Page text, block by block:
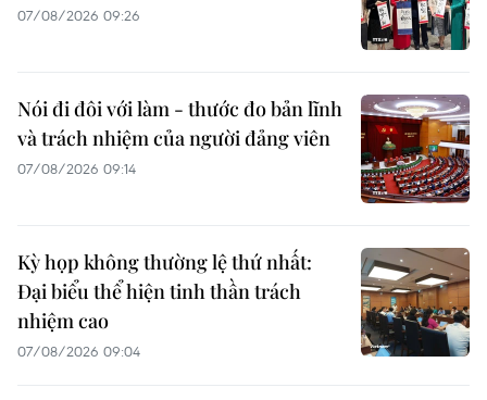
07/08/2026 09:26
Nói đi đôi với làm - thước đo bản lĩnh
và trách nhiệm của người đảng viên
07/08/2026 09:14
Kỳ họp không thường lệ thứ nhất:
Đại biểu thể hiện tinh thần trách
nhiệm cao
07/08/2026 09:04